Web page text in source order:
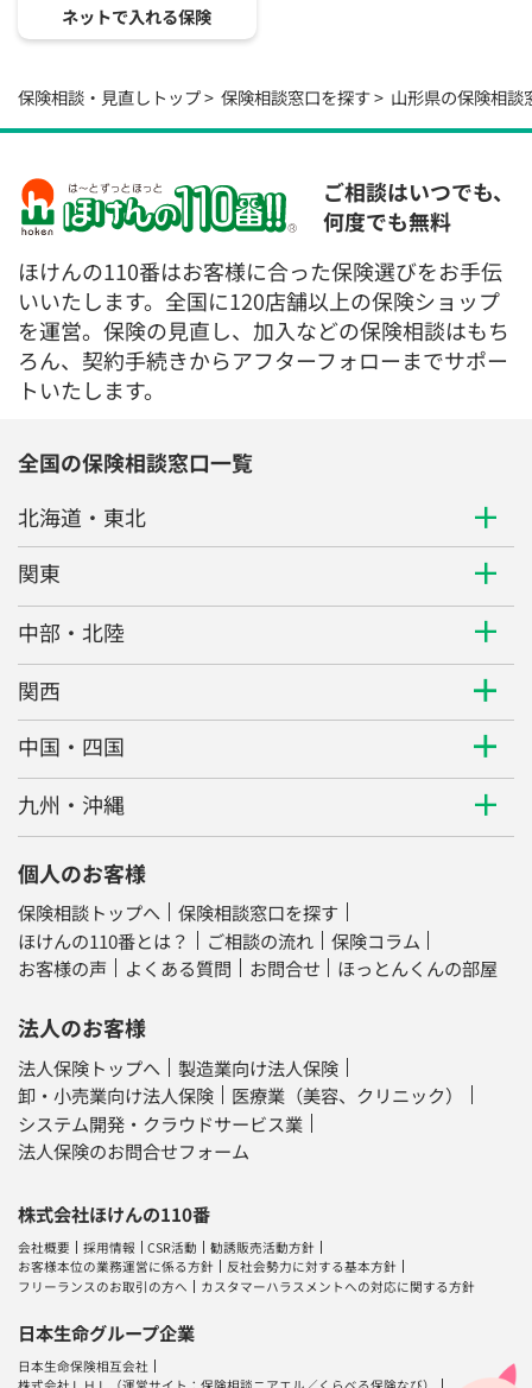
ネットで入れる保険
保険相談・見直しトップ 保険相談窓口を探す 山形県の保険相談
ご相談はいつでも、
何度でも無料
ほけんの110番はお客様に合った保険選びをお手伝
いいたします。全国に120店舗以上の保険ショップ
を運営。保険の見直し、加入などの保険相談はもち
ろん、契約手続きからアフターフォローまでサポー
トいたします。
全国の保険相談窓口一覧
北海道・東北
関東
中部・北陸
関西
中国・四国
九州・沖縄
個人のお客様
保険相談トップへ
保険相談窓口を探す
ほけんの110番とは？
ご相談の流れ
保険コラム
お客様の声
よくある質問 お問合せ ほっとんくんの部屋
法人のお客様
法人保険トップへ
製造業向け法人保険
卸・小売業向け法人保険
医療業（美容、クリニック）
システム開発・クラウドサービス業
法人保険のお問合せフォーム
株式会社ほけんの110番
会社概要 採用情報 CSR活動
勧誘販売活動方針
お客様本位の業務運営に係る方針
反社会勢力に対する基本方針
フリーランスのお取引の方へ
カスタマーハラスメントへの対応に関する方針
日本生命グループ企業
日本生命保険相互会社